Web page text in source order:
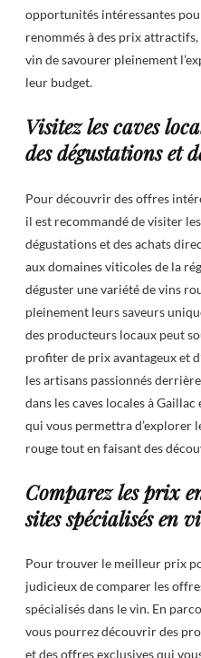
opportunités intéressantes
renommés à des prix
vin de savourer pleinement
leur budget.
Visitez les caves
des dégustations et
Pour découvrir des offres
il est recommandé de visiter
dégustations et des achats
aux domaines viticoles de la
déguster une variété de vins
pleinement leurs saveurs
des producteurs locaux peut
profiter de prix avantageux et
les artisans passionnés
dans les caves locales à
qui vous permettra d’explorer
rouge tout en faisant des
Comparez les prix
sites spécialisés en
Pour trouver le meilleur prix
judicieux de comparer les
spécialisés dans le vin. En
vous pourrez découvrir des
et des offres exclusives qui